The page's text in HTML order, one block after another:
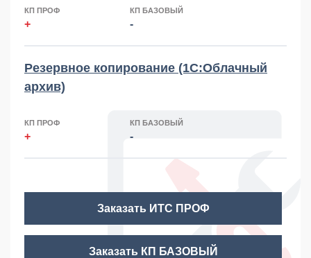
КП ПРОФ
+
КП БАЗОВЫЙ
-
Резервное копирование (1С:Облачный
архив)
КП ПРОФ
+
КП БАЗОВЫЙ
-
Заказать ИТС ПРОФ
Заказать КП БАЗОВЫЙ